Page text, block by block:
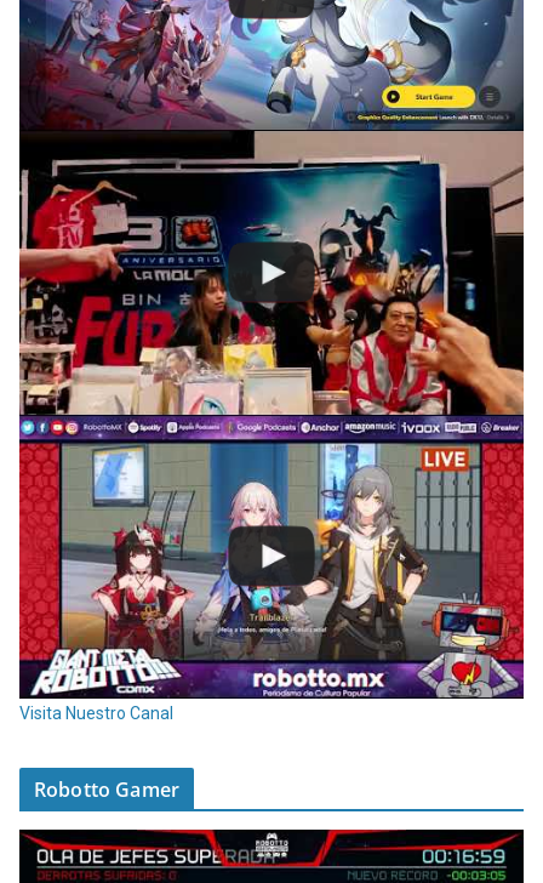
Visita Nuestro Canal
Robotto Gamer